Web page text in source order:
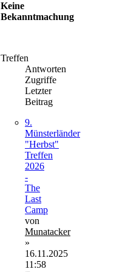
Keine
Bekanntmachung
Treffen
Antworten
Zugriffe
Letzter
Beitrag
9.
Münsterländer
"Herbst"
Treffen
2026
-
The
Last
Camp
von
Munatacker
»
16.11.2025
11:58